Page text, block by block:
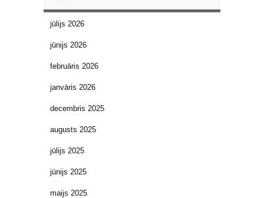
jūlijs 2026
jūnijs 2026
februāris 2026
janvāris 2026
decembris 2025
augusts 2025
jūlijs 2025
jūnijs 2025
maijs 2025